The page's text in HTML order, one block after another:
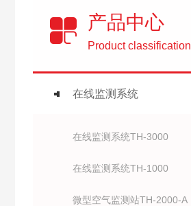
产品中心
Product classification
在线监测系统
在线监测系统TH-3000
在线监测系统TH-1000
微型空气监测站TH-2000-A